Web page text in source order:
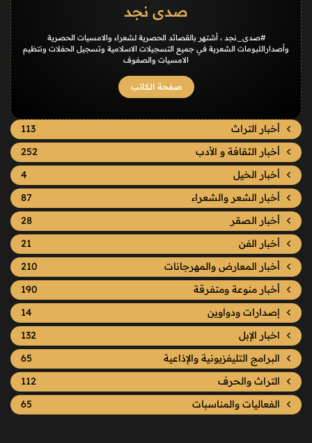
صدى نجد
#صدى_نجد ، أشتهر بالقصائد الحصرية لشعراء والامسيات الحصرية
وأصداراللبومات الشعرية في جميع التسجيلات الاسلامية وتسجيل الحفلات ونتظيم
الامسيات والصفوف
صفحة الكاتب
أخبار التراث
113
أخبار الثقافة و الأدب
252
أخبار الخيل
4
أخبار الشعر والشعراء
87
أخبار الصقر
28
أخبار الفن
21
أخبار المعارض والمهرجانات
210
أخبار منوعة ومتفرقة
190
إصدارات ودواوين
14
اخبار الإبل
132
البرامج التليفزيونية والإذاعية
65
التراث والحرف
112
الفعاليات والمناسبات
65